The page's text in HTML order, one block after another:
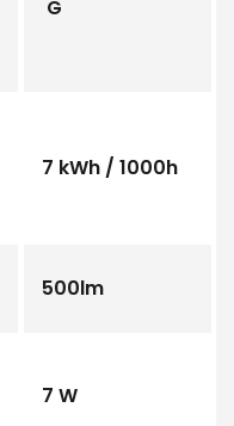
G
7 kWh / 1000h
500lm
7 W